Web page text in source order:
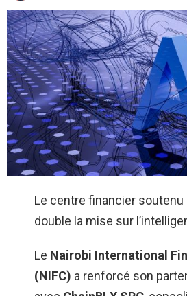
Le centre financier soutenu
double la mise sur
Le Nairobi International
(NIFC) a renforcé son